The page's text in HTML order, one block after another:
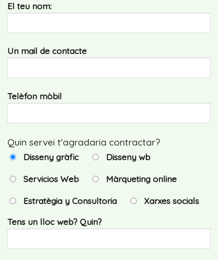
El teu nom:
Un mail de contacte
Telèfon mòbil
Quin servei t'agradaria contractar?
Disseny gràfic Disseny wb
Servicios Web Màrqueting online
Estratègia y Consultoria Xarxes socials
Tens un lloc web? Quin?